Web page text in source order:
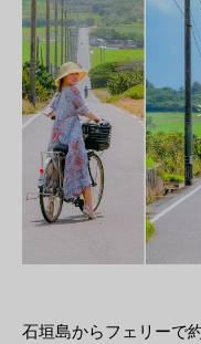
石垣島からフェリーで